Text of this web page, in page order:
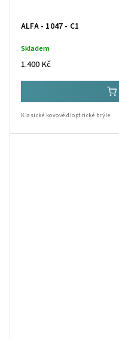
ALFA - 1047 - C1
Skladem
1.400 Kč